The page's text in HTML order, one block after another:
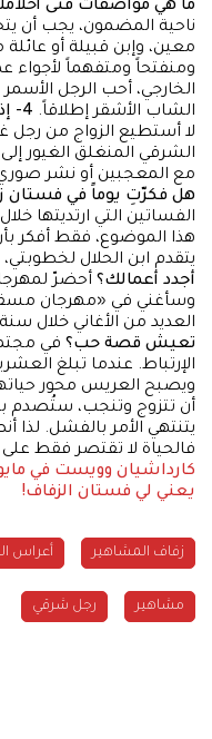
ما هي مواصفات فتى
ناحية المضمون، يجب أن
معين، وإبن قبيلة أو
ومنفتحاً ومتفهماً
الخارجي، أحب الرجل
الشاب الأشقر إطلاقاً. 4- إذاً هل ترفضين الزواج من رجل أجنبي؟
لا أستطيع الزواج من رجل
الشرقي المنغلق الغيور
مع المعجبين أو نشر صوري
هل فكرّتِ يوماً في فستان
الفساتين التي ارتديتها
هذا الموضوع، فقط أفكر
يتقدم ابن الحلال
أجدد أعمالك؟
العديد من الأغاني خلال سنة 2014.
تعيش قصة حب؟ في
الإرتباط. عندما تبلغ
ويصبح العريس محور
أن تتزوج وتنجب، ستُصدم
يتنتهي الأمر بالفشل. لذا
فالحياة لا تقتصر فقط على
كارداشيان وويست في
يعني لي فستان الزفاف!
زفاف المشاهير أعراس
مشاهير رجل شرقي